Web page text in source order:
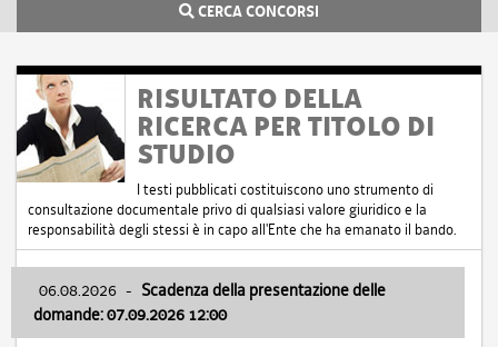
CERCA CONCORSI
RISULTATO DELLA
RICERCA PER TITOLO DI
STUDIO
I testi pubblicati costituiscono uno strumento di
consultazione documentale privo di qualsiasi valore giuridico e la
responsabilità degli stessi è in capo all'Ente che ha emanato il bando.
06.08.2026 - Scadenza della presentazione delle
domande: 07.09.2026 12:00